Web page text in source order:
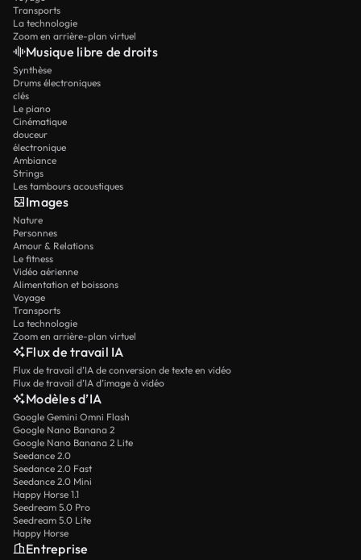
Transports
La technologie
Zoom en arrière-plan virtuel
Musique libre de droits
Synthèse
Drums électroniques
clés
Le piano
Cinématique
douceur
électronique
Ambiance
Strings
Les tambours acoustiques
Images
Nature
Personnes
Amour & Relations
Le fitness
Vidéo aérienne
Alimentation et boissons
Voyage
Transports
La technologie
Zoom en arrière-plan virtuel
Flux de travail IA
Flux de travail d’IA de conversion de texte en vidéo
Flux de travail d’IA d’image à vidéo
Modèles d’IA
Google Gemini Omni Flash
Google Nano Banana 2
Google Nano Banana 2 Lite
Seedance 2.0
Seedance 2.0 Fast
Seedance 2.0 Mini
Happy Horse 1.1
Seedream 5.0 Pro
Seedream 5.0 Lite
Happy Horse
Entreprise